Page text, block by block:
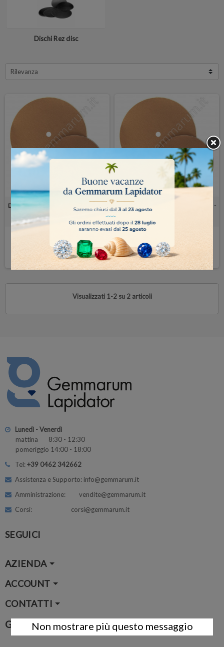
Dischi Rez disc
Rilevanza
Disco adesivo Ø 20 cm - lucidatura -
foro 12.7mm
26,00 €
COMPRA
Disco adesivo Ø 15 cm - lucidatura -
COMPRA
Visualizzati 1-2 su 2 articoli
Lunedì - Venerdì
mattina 8:30 - 12:30
pomeriggio 14:00 - 18:00
Tel:+39 0462 342662
Assistenza e Supporto: info@gemmarum.it
Amministrazione: vendite@gemmarum.it
Corsi: corsi@gemmarum.it
SEGUICI
AZIENDA
ACCOUNT
CONTATTI
Google MapNon mostrare più questo messaggio